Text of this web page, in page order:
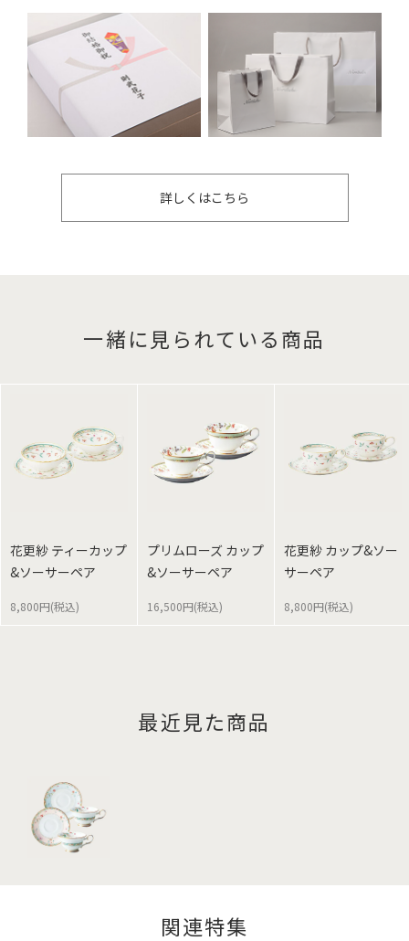
詳しくはこちら
一緒に見られている商品
花更紗 ティーカップ
&ソーサーペア
8,800円(税込)
プリムローズ カップ
&ソーサーペア
16,500円(税込)
花更紗 カップ&ソー
サーペア
8,800円(税込)
最近見た商品
関連特集